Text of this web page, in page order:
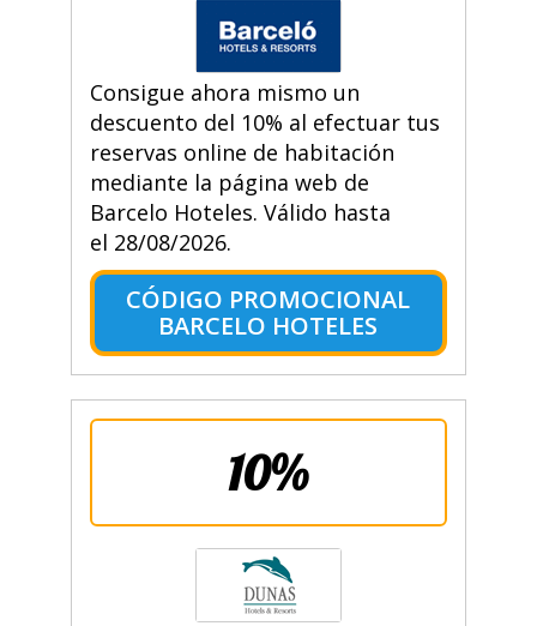
Consigue ahora mismo un
descuento del 10% al efectuar tus
reservas online de habitación
mediante la página web de
Barcelo Hoteles. Válido hasta
el 28/08/2026.
CÓDIGO PROMOCIONAL
BARCELO HOTELES
10%